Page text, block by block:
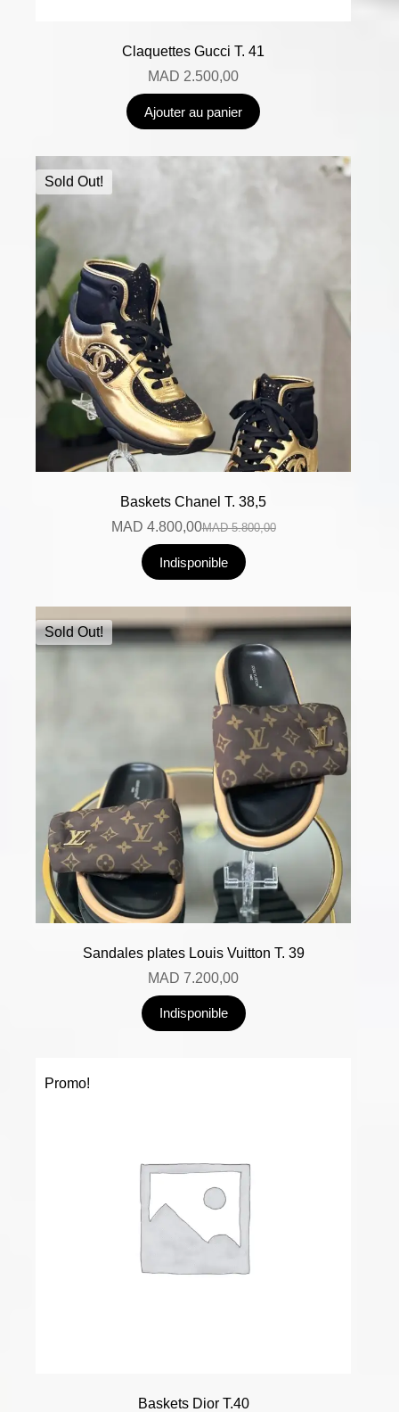
Claquettes Gucci T. 41
MAD 2.500,00
Ajouter au panier
Sold Out!
Baskets Chanel T. 38,5
MAD5.800,00
MAD 4.800,00
Indisponible
Sold Out!
Sandales plates Louis Vuitton T. 39
MAD 7.200,00
Indisponible
Promo!
Baskets Dior T.40